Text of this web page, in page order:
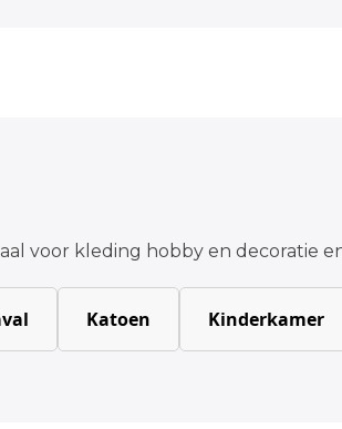
voor kleding hobby en decoratie
Katoen Kinderkamer